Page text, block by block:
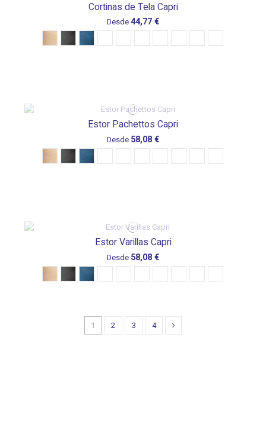
Cortinas de Tela Capri
Desde44,77 €
Estor Pachettos Capri
Desde 58,08 €
Estor Varillas Capri
Desde 58,08 €
1 2 3 4